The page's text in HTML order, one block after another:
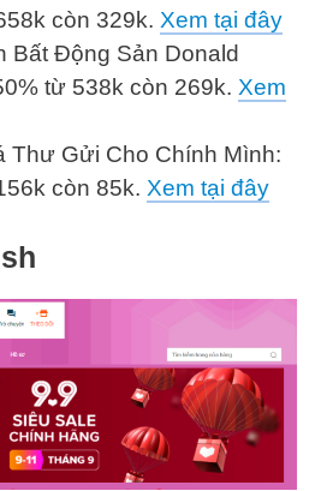
còn 329k. Xem tại đây
Bất Động Sản Donald
từ 538k còn 269k. Xem
Thư Gửi Cho Chính Mình:
còn 85k. Xem tại đây